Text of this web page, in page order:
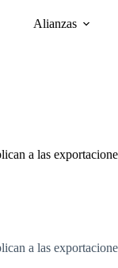
Alianzas
a las
a las